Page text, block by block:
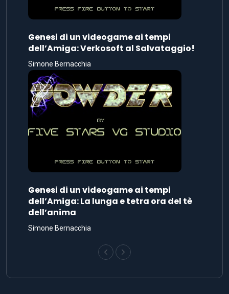
Genesi di un videogame ai tempi
dell’Amiga: Verkosoft al Salvataggio!
Simone Bernacchia
Genesi di un videogame ai tempi
dell’Amiga: La lunga e tetra ora del tè
dell’anima
Simone Bernacchia